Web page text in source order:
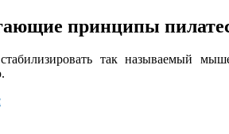
принципы
так называемый